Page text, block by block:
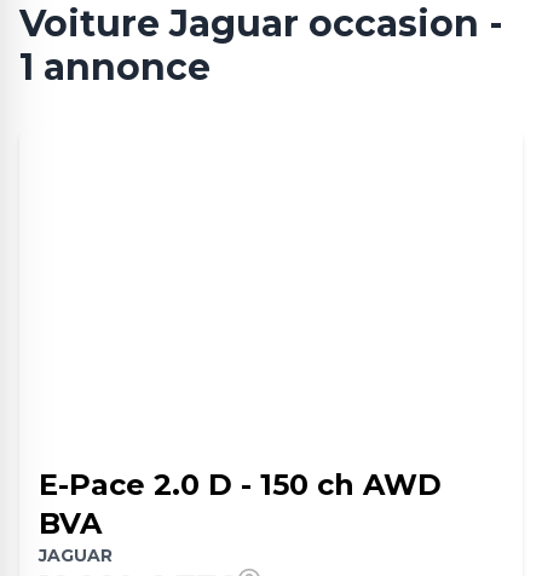
Voiture Jaguar occasion -
1 annonce
E-Pace 2.0 D - 150 ch AWD
BVA
JAGUAR